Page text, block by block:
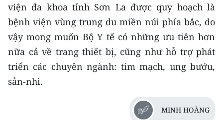
viện đa khoa tỉnh Sơn La được quy hoạch là
bệnh viện vùng trung du miền núi phía bắc, do
vậy mong muốn Bộ Y tế có những ưu tiên hơn
nữa cả về trang thiết bị, cũng như hỗ trợ phát
triển các chuyên ngành: tim mạch, ung bướu,
sản-nhi.
MINH HOÀNG